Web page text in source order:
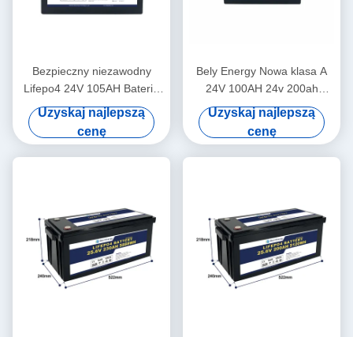
Bezpieczny niezawodny
Lifepo4 24V 105AH Bateria
do magazynowania energii
Uzyskaj najlepszą
cenę
Bely Energy Nowa klasa A
24V 100AH 24v 200ah
żywotność bateria do
zasilania ciężarówek
Uzyskaj najlepszą
cenę